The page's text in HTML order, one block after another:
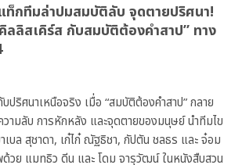
ท็กทีมล่าปมสมบัติลับ จุดตายปริศนา!
ลลิสเคิร์ส กับสมบัติต้องคำสาป” ทาง
ปริศนาเหนือจริง เมื่อ “สมบัติต้องคำสาป” กลาย
วามลับ การหักหลัง และจุดตายของมนุษย์ นำทีมไข
บล สุชาดา, เก๋ไก๋ ณัฐธิชา, กัปตัน ชลธร และ จ๋อม
วย แมทธิว ดีน และ โดม จารุวัฒน์ ในหนังสืบสวน